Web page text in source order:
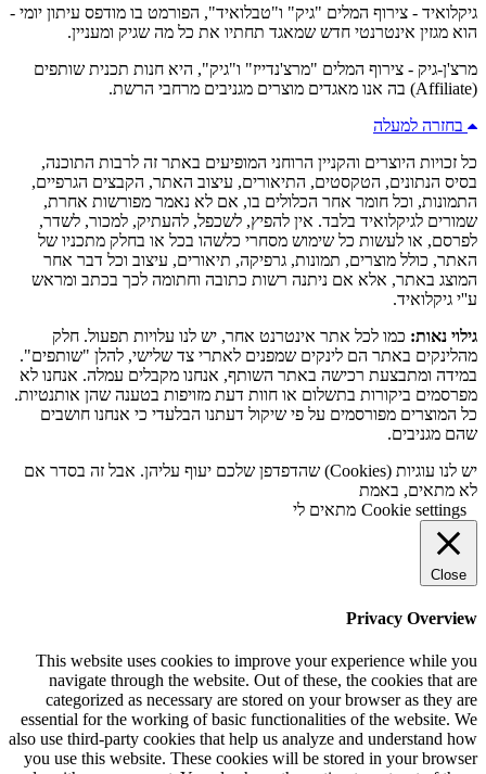
גיקלואיד - צירוף המלים "גיק" ו"טבלואיד", הפורמט בו מודפס עיתון יומי -
הוא מגזין אינטרנטי חדש שמאגד תחתיו את כל מה שגיק ומעניין.
מרצ'ן-גיק - צירוף המלים "מרצ'נדייז" ו"גיק", היא חנות תכנית שותפים
(Affiliate) בה אנו מאגדים מוצרים מגניבים מרחבי הרשת.
בחזרה למעלה
כל זכויות היוצרים והקניין הרוחני המופיעים באתר זה לרבות התוכנה,
בסיס הנתונים, הטקסטים, התיאורים, עיצוב האתר, הקבצים הגרפיים,
התמונות, וכל חומר אחר הכלולים בו, אם לא נאמר מפורשות אחרת,
שמורים לגיקלואיד בלבד. אין להפיץ, לשכפל, להעתיק, למכור, לשדר,
לפרסם, או לעשות כל שימוש מסחרי כלשהו בכל או בחלק מתכניו של
האתר, כולל מוצרים, תמונות, גרפיקה, תיאורים, עיצוב וכל דבר אחר
המוצג באתר, אלא אם ניתנה רשות כתובה וחתומה לכך בכתב ומראש
ע''י גיקלואיד.
גילוי נאות: כמו לכל אתר אינטרנט אחר, יש לנו עלויות תפעול. חלק
מהלינקים באתר הם לינקים שמפנים לאתרי צד שלישי, להלן "שותפים".
במידה ומתבצעת רכישה באתר השותף, אנחנו מקבלים עמלה. אנחנו לא
מפרסמים ביקורות בתשלום או חוות דעת מזויפות בטענה שהן אותנטיות.
כל המוצרים מפורסמים על פי שיקול דעתנו הבלעדי כי אנחנו חושבים
שהם מגניבים.
יש לנו עוגיות (Cookies) שהדפדפן שלכם יעוף עליהן. אבל זה בסדר אם
לא מתאים, באמת
Cookie settings מתאים לי
Close
Privacy Overview
This website uses cookies to improve your experience while you
navigate through the website. Out of these, the cookies that are
categorized as necessary are stored on your browser as they are
essential for the working of basic functionalities of the website. We
also use third-party cookies that help us analyze and understand how
you use this website. These cookies will be stored in your browser